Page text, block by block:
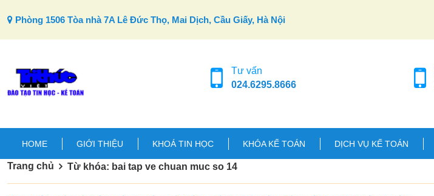
Phòng 1506 Tòa nhà 7A Lê Đức Thọ, Mai Dịch, Cầu Giấy, Hà Nội
Tư vấn
024.6295.8666
HOME GIỚI THIỆU KHOÁ TIN HỌC KHÓA KẾ TOÁN DỊCH VỤ KẾ TOÁN
Trang chủ Từ khóa: bai tap ve chuan muc so 14